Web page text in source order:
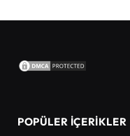
POPÜLER İÇERIKLER